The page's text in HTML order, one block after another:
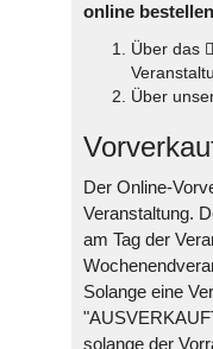
online
Über das
Über
Der Online-
Veranstaltung.
am Tag der
Solange eine
solange der